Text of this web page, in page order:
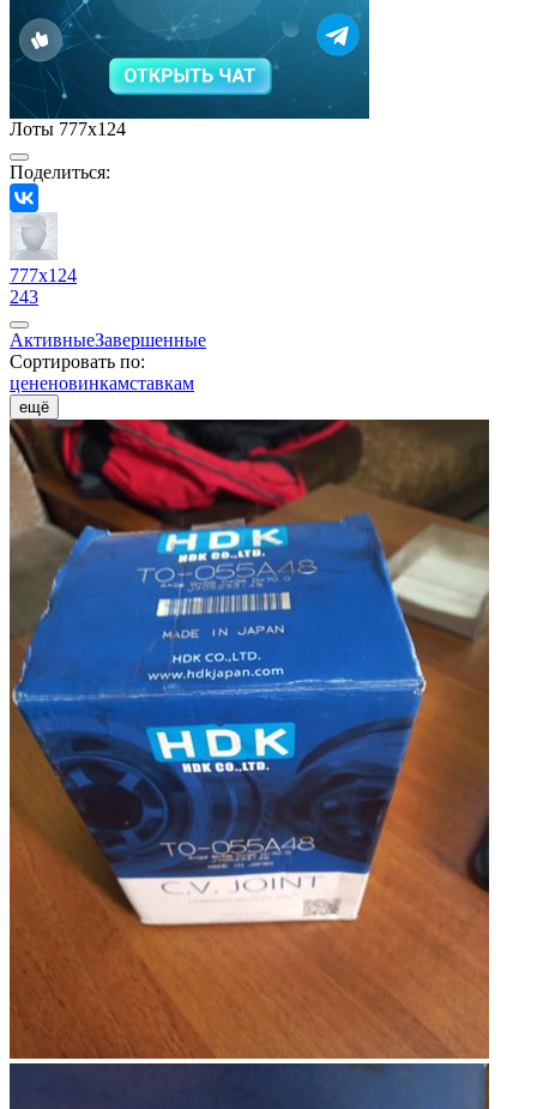
Лоты 777x124
Поделиться:
777x124
243
АктивныеЗавершенные
Сортировать по:
цененовинкамставкам
ещё